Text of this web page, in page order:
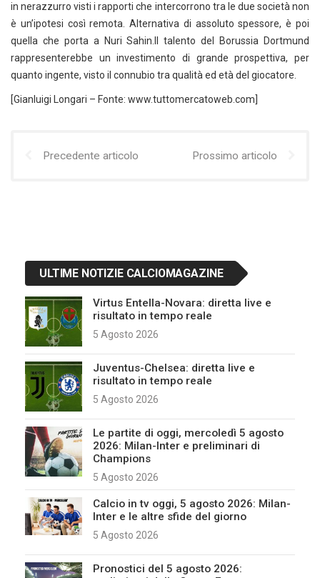
in nerazzurro visti i rapporti che intercorrono tra le due società non
è un’ipotesi così remota. Alternativa di assoluto spessore, è poi
quella che porta a Nuri Sahin.Il talento del Borussia Dortmund
rappresenterebbe un investimento di grande prospettiva, per
quanto ingente, visto il connubio tra qualità ed età del giocatore.
[Gianluigi Longari – Fonte: www.tuttomercatoweb.com]
Precedente articolo Prossimo articolo
ULTIME NOTIZIE CALCIOMAGAZINE
Virtus Entella-Novara: diretta live e
risultato in tempo reale
5 Agosto 2026
Juventus-Chelsea: diretta live e
risultato in tempo reale
5 Agosto 2026
Le partite di oggi, mercoledì 5 agosto
2026: Milan-Inter e preliminari di
Champions
5 Agosto 2026
Calcio in tv oggi, 5 agosto 2026: Milan-
Inter e le altre sfide del giorno
5 Agosto 2026
Pronostici del 5 agosto 2026: